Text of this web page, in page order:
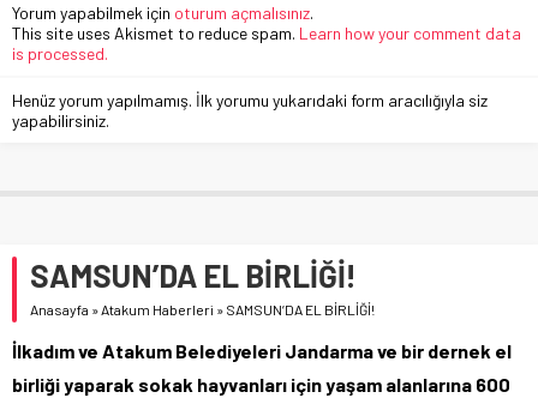
Yorum yapabilmek için oturum açmalısınız.
This site uses Akismet to reduce spam. Learn how your comment data
is processed.
Henüz yorum yapılmamış. İlk yorumu yukarıdaki form aracılığıyla siz
yapabilirsiniz.
SAMSUN’DA EL BİRLİĞİ!
Anasayfa » Atakum Haberleri » SAMSUN’DA EL BİRLİĞİ!
İlkadım ve Atakum Belediyeleri Jandarma ve bir dernek el
birliği yaparak sokak hayvanları için yaşam alanlarına 600